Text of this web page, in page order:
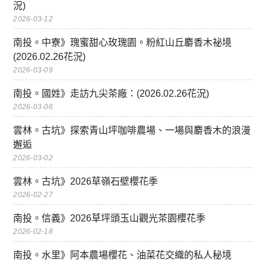
況)
2026-03-12
南投。中寮》瑰蜜甜心玫瑰園。粉紅山丘麝香木祕境
(2026.02.26花況)
2026-03-09
南投。國姓》走訪九尖茶廠：(2026.02.26花況)
2026-03-06
雲林。古坑》探索青山坪咖啡農場、一場與麝香木的浪漫
邂逅
2026-03-02
雲林。古坑》2026草嶺石壁櫻花季
2026-02-27
南投。信義》2026草坪頭玉山觀光茶園櫻花季
2026-02-18
南投。水里》阿本農場櫻花、油菜花交織的私人秘境